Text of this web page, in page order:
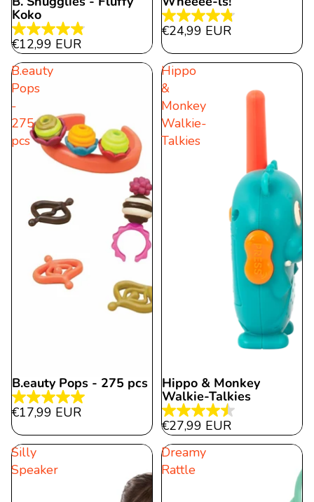
Koko
4.9
von
5
Bewertungen
€12,99 EUR
4.8
5
Bewertungen
€24,99 EUR
B.eauty
Pops
-
275
pcs
B.eauty Pops - 275 pcs
5.0
5
2
Bewertungen
€17,99 EUR
Hippo
&
Monkey
Walkie-
Talkies
Hippo & Monkey
Walkie-Talkies
4.5
von
5
€27,99 EUR
Silly
Speaker
Dreamy
Rattle